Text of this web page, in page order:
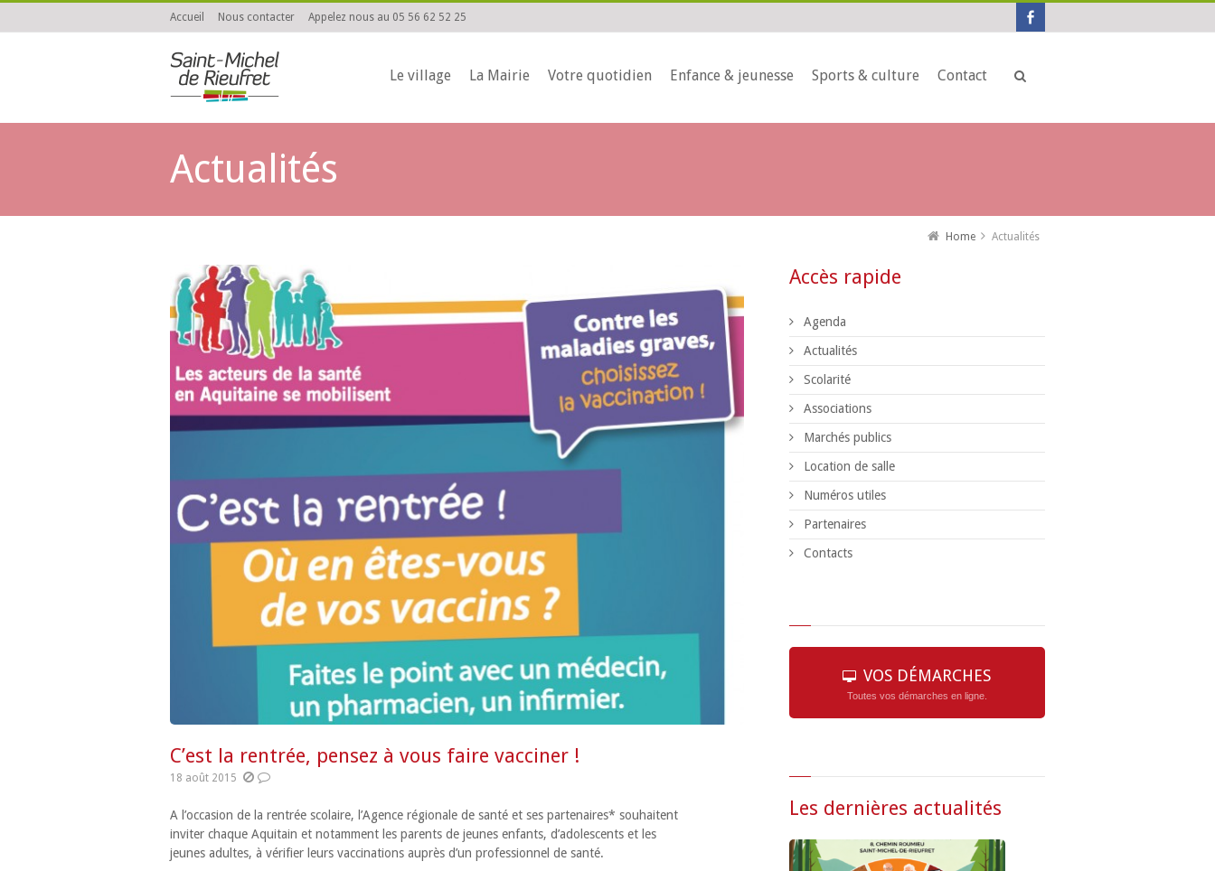
Accueil Nous contacter Appelez nous au 05 56 62 52 25
Le village La Mairie Votre quotidien Enfance & jeunesse Sports & culture Contact
Actualités
Home Actualités
C’est la rentrée, pensez à vous faire vacciner !
18 août 2015
A l’occasion de la rentrée scolaire, l’Agence régionale de santé et ses partenaires* souhaitent
inviter chaque Aquitain et notamment les parents de jeunes enfants, d’adolescents et les
jeunes adultes, à vérifier leurs vaccinations auprès d’un professionnel de santé.
Accès rapide
Agenda
Actualités
Scolarité
Associations
Marchés publics
Location de salle
Numéros utiles
Partenaires
Contacts
VOS DÉMARCHES
Toutes vos démarches en ligne.
Les dernières actualités